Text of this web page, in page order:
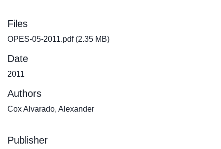
Files
OPES-05-2011.pdf(2.35 MB)
Date
2011
Authors
Cox Alvarado, Alexander
Publisher